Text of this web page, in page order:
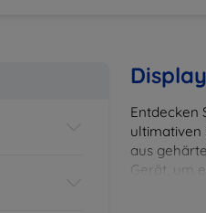
Entdecken
ultimativen
aus
Gerät, um